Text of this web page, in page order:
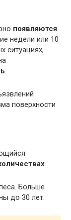
появляются
недели или 10
ситуациях,
.
поверхности
.
Больше
до 30 лет.